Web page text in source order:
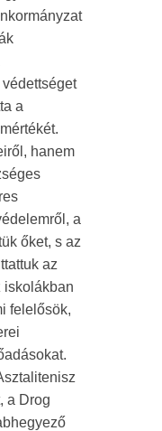
a
hanem
a
őket, s az
az
iskolákban
felelősök,
a Drog